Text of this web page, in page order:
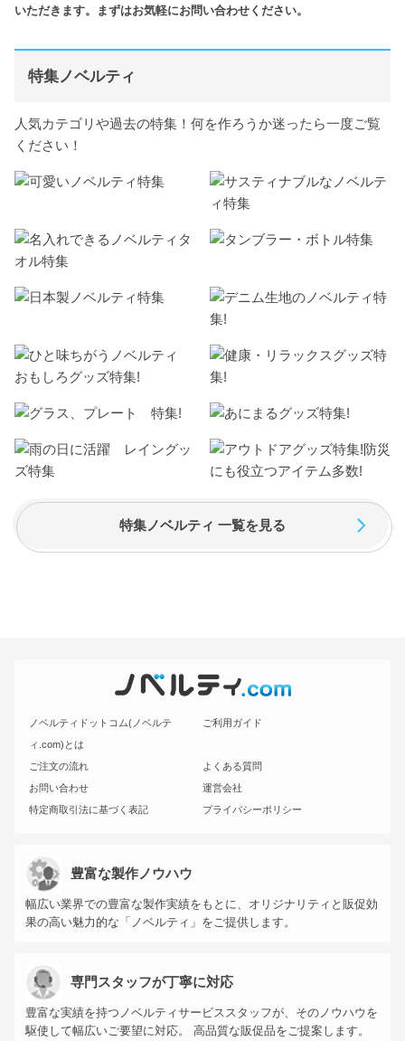
いただきます。まずはお気軽にお問い合わせください。
特集ノベルティ
人気カテゴリや過去の特集！何を作ろうか迷ったら一度ご覧
ください！
特集ノベルティ 一覧を見る
ノベルティドットコム(ノベルテ
ィ.com)とは
ご利用ガイド
ご注文の流れ
よくある質問
お問い合わせ
運営会社
特定商取引法に基づく表記
プライバシーポリシー
豊富な製作ノウハウ
幅広い業界での豊富な製作実績をもとに、オリジナリティと販促効
果の高い魅力的な「ノベルティ」をご提供します。
専門スタッフが丁寧に対応
豊富な実績を持つノベルティサービススタッフが、そのノウハウを
駆使して幅広いご要望に対応。 高品質な販促品をご提案します。